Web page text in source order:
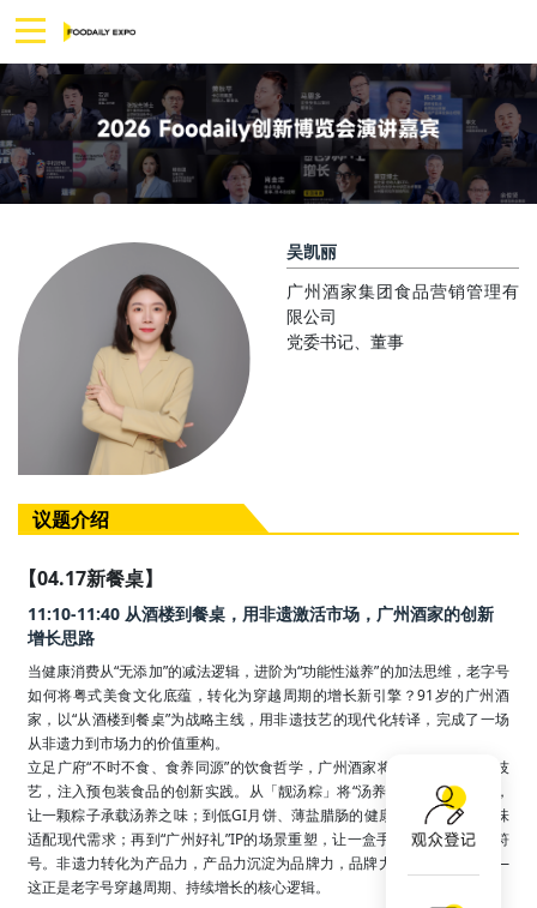
吴凯丽
广州酒家集团食品营销管理有
限公司
党委书记、董事
议题介绍
【04.17新餐桌】
11:10-11:40 从酒楼到餐桌，用非遗激活市场，广州酒家的创新
增长思路
当健康消费从“无添加”的减法逻辑，进阶为“功能性滋养”的加法思维，老字号
如何将粤式美食文化底蕴，转化为穿越周期的增长新引擎？91岁的广州酒
家，以“从酒楼到餐桌”为战略主线，用非遗技艺的现代化转译，完成了一场
从非遗力到市场力的价值重构。
立足广府“不时不食、食养同源”的饮食哲学，广州酒家将七代传承的非遗技
艺，注入预包装食品的创新实践。从「靓汤粽」将“汤养人”智慧融入时令，
让一颗粽子承载汤养之味；到低GI月饼、薄盐腊肠的健康升级，让传统风味
适配现代需求；再到“广州好礼”IP的场景重塑，让一盒手信成为城市文化符
号。非遗力转化为产品力，产品力沉淀为品牌力，品牌力释放为市场力——
这正是老字号穿越周期、持续增长的核心逻辑。